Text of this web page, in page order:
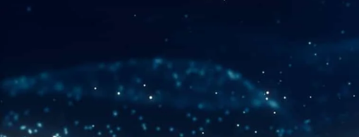
formation certifiée Qualiopi offre aux participants les clés
qualité au sein de leur organisation. Les sessions de
rapide des compétences, avec un financement possible
Que vous souhaitiez organiser ces sessions dans vos locaux,
nous nous adaptons à votre planning et à vos contraintes
le maintien de la session dès qu'un participant est